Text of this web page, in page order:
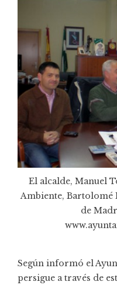
El alcalde, Manuel
Ambiente, Bartolomé
de
Según informó el
persigue a través de